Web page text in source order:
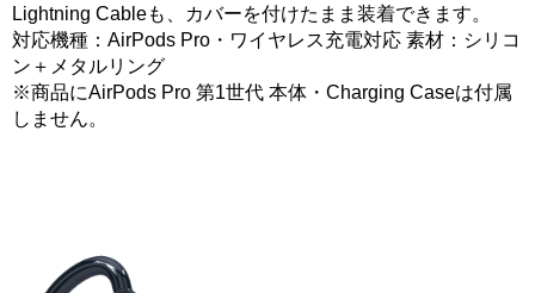
Lightning Cableも、カバーを付けたまま装着できます。
対応機種：AirPods Pro・ワイヤレス充電対応 素材：シリコ
ン＋メタルリング
※商品にAirPods Pro 第1世代 本体・Charging Caseは付属
しません。